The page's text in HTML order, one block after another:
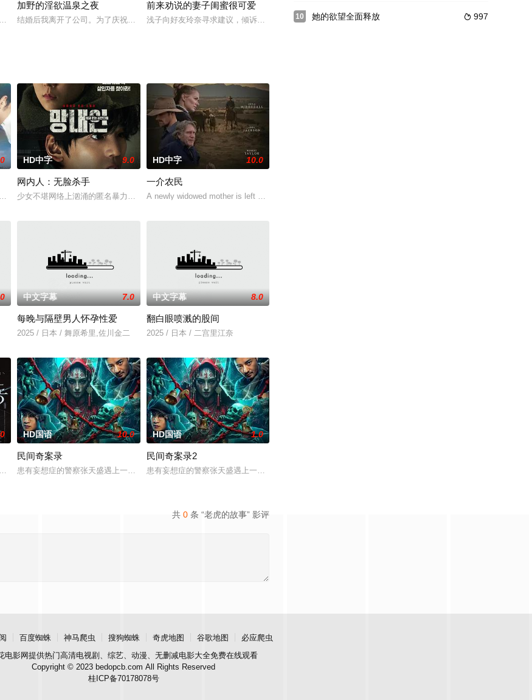
的空调坏了。他们慌忙打电话找人维修，却发现所有维修都已预约满了。幸运的是，
加野的淫欲温泉之夜
结婚后我离开了公司。为了庆祝，公司邀请了整个部门去泡温泉告别。我们抵达了远离城市喧嚣、风景如画的温泉，身
前来劝说的妻子闺蜜很可爱
浅子向好友玲奈寻求建议，倾诉丈夫出轨的事。玲奈主动提出帮她和戴助谈谈，戴助透露出轨的原因是他那根
那里展开一段魔法般的故事。
的冲绳。与母亲朱音、妹妹舞一起生活的照屋踊，憧憬舞蹈学校的丽莎，开始了舞蹈
HD中字 9.0
网内人：无脸杀手
少女不堪网络上汹涌的匿名暴力，选择结束年轻的生命。悲愤的家属委托私家侦探追查真相，誓要找出躲在屏幕背后的
HD中字 10.0
一介农民
A newly widowed mother is left with the care of an a
中文字幕 7.0
每晚与隔壁男人怀孕性爱
2025 / 日本 / 舞原希里,佐川金二
中文字幕 8.0
翻白眼喷溅的股间
2025 / 日本 / 二宫里江奈
受的中产生活、哥哥向往的名校前途。砌砖建
逐渐丧失的摄影师瑞真展开。在面对跨越视力障碍、好不容易成为陶艺家却离奇身亡
HD国语 10.0
民间奇案录
患有妄想症的警察张天盛遇上一起离奇的神像杀人事件，勘案过程中，牵引出“婴胎报仇”，“娘娘索命”等一连串妖
HD国语 1.0
民间奇案录2
患有妄想症的警察张天盛遇上一起离奇的神像杀人事件，勘案过程中，牵引出“婴胎报仇”，“娘娘索命”等一连串
共 0 条 “老虎的故事” 影评
10  997
她的欲望全面释放
百度蜘蛛 神马爬虫 搜狗蜘蛛 奇虎地图 谷歌地图
必应爬虫
电影网提供热门高清电视剧、综艺、动漫、无删减电影大全免费在线观看
Copyright © 2023 bedopcb.com All Rights Reserved
桂ICP备70178078号